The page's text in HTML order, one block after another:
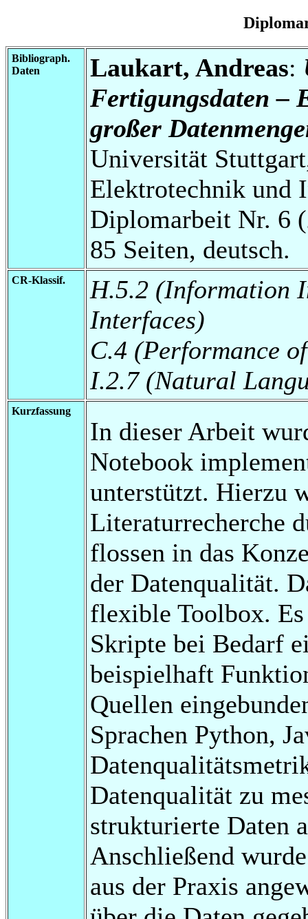
Bibliograph.
Daten
Laukart, Andreas:
Fertigungsdaten –
großer
Universität
Elektrotechnik und
Diplomarbeit Nr. 6
85 Seiten, deutsch.
CR-Klassif.
H.5.2 (Information
Interfaces)
C.4 (Performance
I.2.7 (Natural
Kurzfassung
In dieser Arbeit
Notebook
unterstützt. Hierzu
Literaturrecherche
flossen in das
der Datenqualität.
flexible Toolbox.
Skripte bei Bedarf
beispielhaft
Quellen
Sprachen Python,
Datenqualität zu
strukturierte Daten
Anschließend
aus der Praxis